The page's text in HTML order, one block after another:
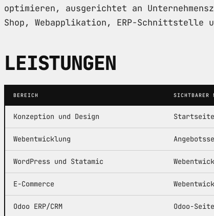
optimieren, ausgerichtet an
Shop, Webapplikation, ERP-Schnittstelle
LEISTUNGEN
BEREICH SICHTBARER
Konzeption und Design Startseite
Webentwicklung
WordPress und Statamic
E-Commerce
Odoo ERP/CRM Odoo-Seite